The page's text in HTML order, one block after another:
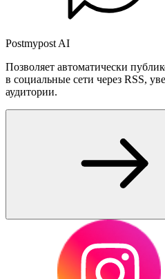
Postmypost AI
Позволяет автоматически
в социальные сети через RSS,
аудитории.